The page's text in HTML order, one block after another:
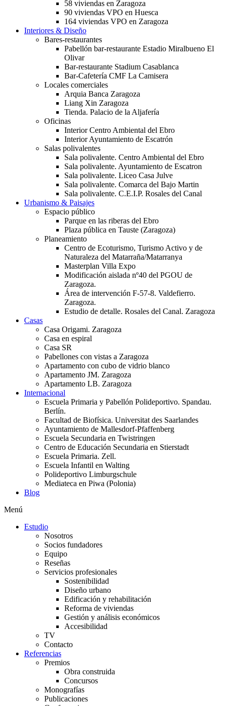
58 viviendas en Zaragoza
90 viviendas VPO en Huesca
164 viviendas VPO en Zaragoza
Interiores & Diseño
Bares-restaurantes
Pabellón bar-restaurante Estadio Miralbueno El
Olivar
Bar-restaurante Stadium Casablanca
Bar-Cafetería CMF La Camisera
Locales comerciales
Arquia Banca Zaragoza
Liang Xin Zaragoza
Tienda. Palacio de la Aljafería
Oficinas
Interior Centro Ambiental del Ebro
Interior Ayuntamiento de Escatrón
Salas polivalentes
Sala polivalente. Centro Ambiental del Ebro
Sala polivalente. Ayuntamiento de Escatron
Sala polivalente. Liceo Casa Julve
Sala polivalente. Comarca del Bajo Martin
Sala polivalente. C.E.I.P. Rosales del Canal
Urbanismo & Paisajes
Espacio público
Parque en las riberas del Ebro
Plaza pública en Tauste (Zaragoza)
Planeamiento
Centro de Ecoturismo, Turismo Activo y de
Naturaleza del Matarraña/Matarranya
Masterplan Villa Expo
Modificación aislada nº40 del PGOU de
Zaragoza.
Área de intervención F-57-8. Valdefierro.
Zaragoza.
Estudio de detalle. Rosales del Canal. Zaragoza
Casas
Casa Origami. Zaragoza
Casa en espiral
Casa SR
Pabellones con vistas a Zaragoza
Apartamento con cubo de vidrio blanco
Apartamento JM. Zaragoza
Apartamento LB. Zaragoza
Internacional
Escuela Primaria y Pabellón Polideportivo. Spandau.
Berlín.
Facultad de Biofísica. Universitat des Saarlandes
Ayuntamiento de Mallesdorf-Pfaffenberg
Escuela Secundaria en Twistringen
Centro de Educación Secundaria en Stierstadt
Escuela Primaria. Zell.
Escuela Infantil en Walting
Polideportivo Limburgschule
Mediateca en Piwa (Polonia)
Blog
Menú
Estudio
Nosotros
Socios fundadores
Equipo
Reseñas
Servicios profesionales
Sostenibilidad
Diseño urbano
Edificación y rehabilitación
Reforma de viviendas
Gestión y análisis económicos
Accesibilidad
TV
Contacto
Referencias
Premios
Obra construida
Concursos
Monografías
Publicaciones